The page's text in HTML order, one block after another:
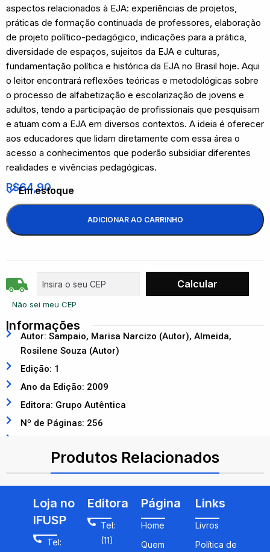
aspectos relacionados à EJA: experiências de projetos,
práticas de formação continuada de professores, elaboração
de projeto político-pedagógico, indicações para a prática,
diversidade de espaços, sujeitos da EJA e culturas,
fundamentação política e histórica da EJA no Brasil hoje. Aqui
o leitor encontrará reflexões teóricas e metodológicas sobre
o processo de alfabetização e escolarização de jovens e
adultos, tendo a participação de profissionais que pesquisam
e atuam com a EJA em diversos contextos. A ideia é oferecer
aos educadores que lidam diretamente com essa área o
acesso a conhecimentos que poderão subsidiar diferentes
realidades e vivências pedagógicas.
R$64,90
Em estoque
ADICIONAR AO CARRINHO
Não sei meu CEP
Informações
Autor: Sampaio, Marisa Narcizo (Autor), Almeida,
Rosilene Souza (Autor)
Edição: 1
Ano da Edição: 2009
Editora: Grupo Autêntica
Nº de Páginas: 256
Produtos Relacionados
Loja no
IFUSP
Tel:
Editora
Tel:
(11)
Página
Home
Quem
Links
Livros
Política de